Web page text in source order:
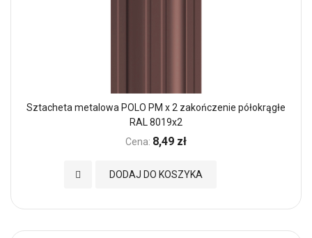
Sztacheta metalowa POLO PM x 2 zakończenie półokrągłe
RAL 8019x2
Cena: 8,49 zł
DODAJ DO KOSZYKA
Dodaj do Ulubionych